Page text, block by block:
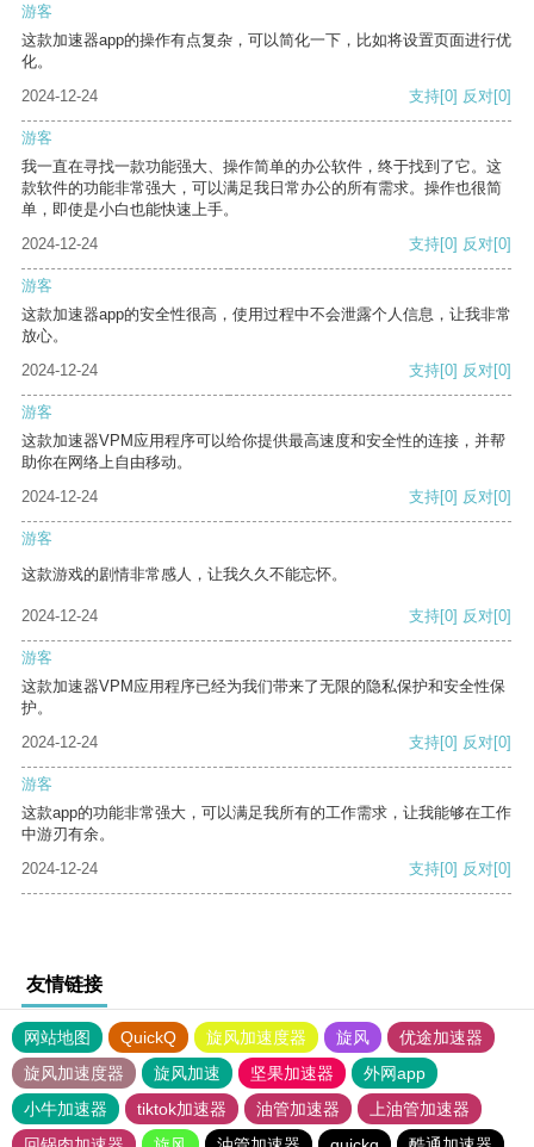
游客
这款加速器app的操作有点复杂，可以简化一下，比如将设置页面进行优
化。
2024-12-24
支持[0] 反对[0]
游客
我一直在寻找一款功能强大、操作简单的办公软件，终于找到了它。这
款软件的功能非常强大，可以满足我日常办公的所有需求。操作也很简
单，即使是小白也能快速上手。
2024-12-24
支持[0] 反对[0]
游客
这款加速器app的安全性很高，使用过程中不会泄露个人信息，让我非常
放心。
2024-12-24
支持[0] 反对[0]
游客
这款加速器VPM应用程序可以给你提供最高速度和安全性的连接，并帮
助你在网络上自由移动。
2024-12-24
支持[0] 反对[0]
游客
这款游戏的剧情非常感人，让我久久不能忘怀。
2024-12-24 支持[0] 反对[0]
游客
这款加速器VPM应用程序已经为我们带来了无限的隐私保护和安全性保
护。
2024-12-24
支持[0] 反对[0]
游客
这款app的功能非常强大，可以满足我所有的工作需求，让我能够在工作
中游刃有余。
2024-12-24
支持[0] 反对[0]
友情链接
网站地图 QuickQ 旋风加速度器 旋风
优途加速器
旋风加速度器
旋风加速 坚果加速器
外网app
小牛加速器
tiktok加速器 油管加速器
上油管加速器